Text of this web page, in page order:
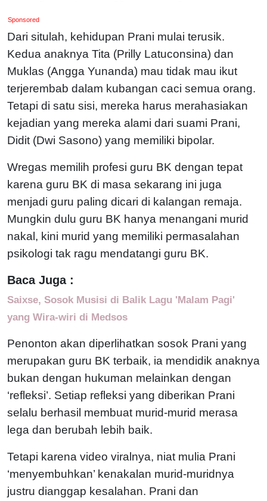
Sponsored
Dari situlah, kehidupan Prani mulai terusik.
Kedua anaknya Tita (Prilly Latuconsina) dan
Muklas (Angga Yunanda) mau tidak mau ikut
terjerembab dalam kubangan caci semua orang.
Tetapi di satu sisi, mereka harus merahasiakan
kejadian yang mereka alami dari suami Prani,
Didit (Dwi Sasono) yang memiliki bipolar.
Wregas memilih profesi guru BK dengan tepat
karena guru BK di masa sekarang ini juga
menjadi guru paling dicari di kalangan remaja.
Mungkin dulu guru BK hanya menangani murid
nakal, kini murid yang memiliki permasalahan
psikologi tak ragu mendatangi guru BK.
Baca Juga :
Saixse, Sosok Musisi di Balik Lagu 'Malam Pagi'
yang Wira-wiri di Medsos
Penonton akan diperlihatkan sosok Prani yang
merupakan guru BK terbaik, ia mendidik anaknya
bukan dengan hukuman melainkan dengan
‘refleksi’. Setiap refleksi yang diberikan Prani
selalu berhasil membuat murid-murid merasa
lega dan berubah lebih baik.
Tetapi karena video viralnya, niat mulia Prani
‘menyembuhkan’ kenakalan murid-muridnya
justru dianggap kesalahan. Prani dan